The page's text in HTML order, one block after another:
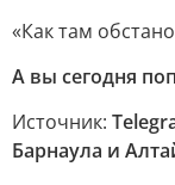
«Как там
А вы сегодня
Источник:
Барнаула и